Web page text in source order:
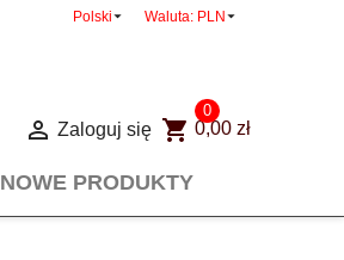
Polski Waluta: PLN
shopping_cart
0
0,00 zł
 Zaloguj się
NOWE PRODUKTY